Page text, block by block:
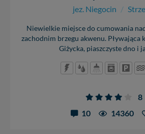
jez. Niegocin /
Niewielkie miejsce do cumowania
zachodnim brzegu akwenu. Pływająca
Giżycka, piaszczyste dno i
8
10
14360